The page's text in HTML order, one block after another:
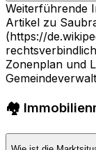
Weiterführende
Artikel zu
(https://
Zonenplan und
🏘️